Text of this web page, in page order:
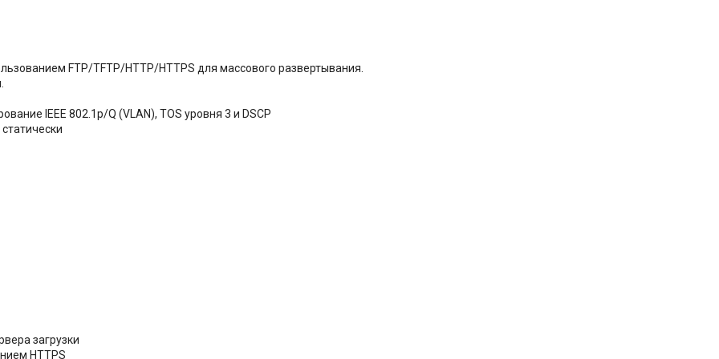
FTP/TFTP/HTTP/HTTPS для массового развертывания.
IEEE 802.1p/Q (VLAN), TOS уровня 3 и DSCP
загрузки
HTTPS